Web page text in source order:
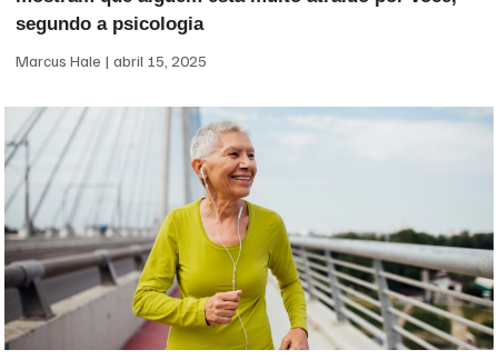
segundo a psicologia
Marcus Hale abril 15, 2025